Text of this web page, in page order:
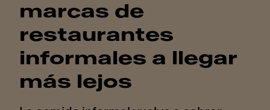
marcas de
restaurantes
informales a llegar
más lejos